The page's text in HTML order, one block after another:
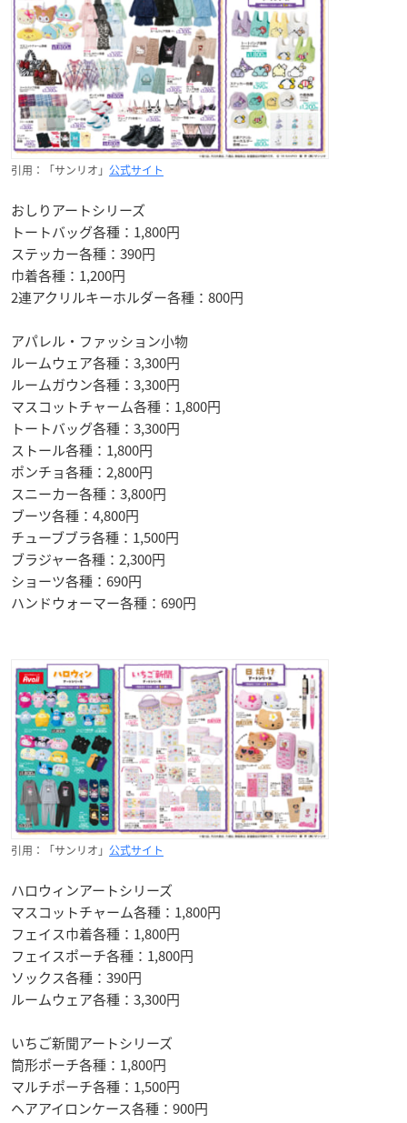
引用：「サンリオ」 公式サイト
おしりアートシリーズ
トートバッグ各種：1,800円
ステッカー各種：390円
巾着各種：1,200円
2連アクリルキーホルダー各種：800円
アパレル・ファッション小物
ルームウェア各種：3,300円
ルームガウン各種：3,300円
マスコットチャーム各種：1,800円
トートバッグ各種：3,300円
ストール各種：1,800円
ポンチョ各種：2,800円
スニーカー各種：3,800円
ブーツ各種：4,800円
チューブブラ各種：1,500円
ブラジャー各種：2,300円
ショーツ各種：690円
ハンドウォーマー各種：690円
引用：「サンリオ」 公式サイト
ハロウィンアートシリーズ
マスコットチャーム各種：1,800円
フェイス巾着各種：1,800円
フェイスポーチ各種：1,800円
ソックス各種：390円
ルームウェア各種：3,300円
いちご新聞アートシリーズ
筒形ポーチ各種：1,800円
マルチポーチ各種：1,500円
ヘアアイロンケース各種：900円